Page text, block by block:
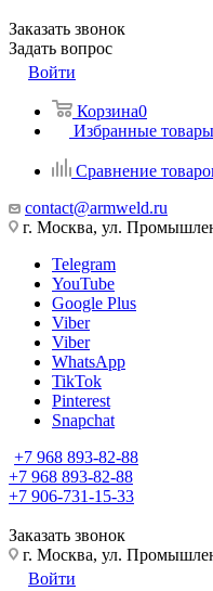
Заказать звонок
Задать вопрос
Войти
Корзина0
Избранные товары
Сравнение
contact@armweld.ru
г. Москва, ул.
Telegram
YouTube
Google Plus
Viber
Viber
WhatsApp
TikTok
Pinterest
Snapchat
+7 968 893-82-88
+7 968 893-82-88
+7 906-731-15-33
Заказать звонок
г. Москва, ул.
Войти